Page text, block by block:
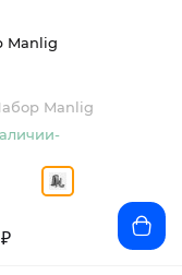
Manlig
Manlig